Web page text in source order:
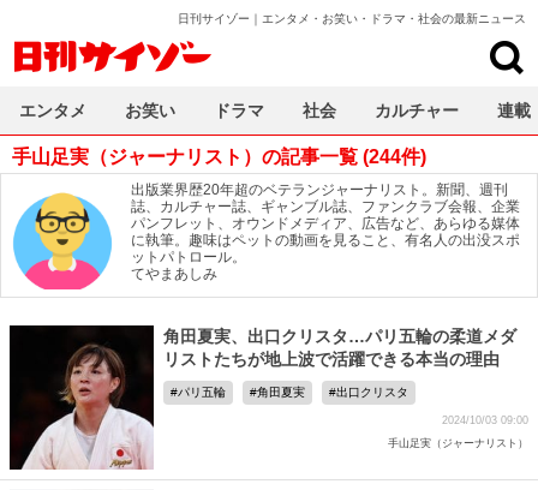
日刊サイゾー｜エンタメ・お笑い・ドラマ・社会の最新ニュース
手山足実（ジャーナリスト）の記事一覧 (244件)
出版業界歴20年超のベテランジャーナリスト。新聞、週刊
誌、カルチャー誌、ギャンブル誌、ファンクラブ会報、企業
パンフレット、オウンドメディア、広告など、あらゆる媒体
に執筆。趣味はペットの動画を見ること、有名人の出没スポ
ットパトロール。
てやまあしみ
角田夏実、出口クリスタ…パリ五輪の柔道メダ
リストたちが地上波で活躍できる本当の理由
パリ五輪 角田夏実 出口クリスタ
2024/10/03 09:00
手山足実（ジャーナリスト）
エンタメ お笑い ドラマ 社会 カルチャー 連載